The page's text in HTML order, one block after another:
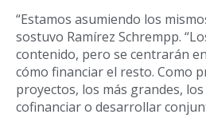
“Estamos asumiendo los
sostuvo Ramírez Schrempp.
contenido, pero se centrarán
cómo financiar el resto. Como
proyectos, los más grandes,
cofinanciar o desarrollar